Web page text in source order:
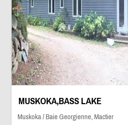
MUSKOKA,BASS LAKE
Muskoka / Baie Georgienne, Mactier